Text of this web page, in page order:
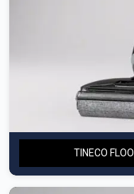
TINECO